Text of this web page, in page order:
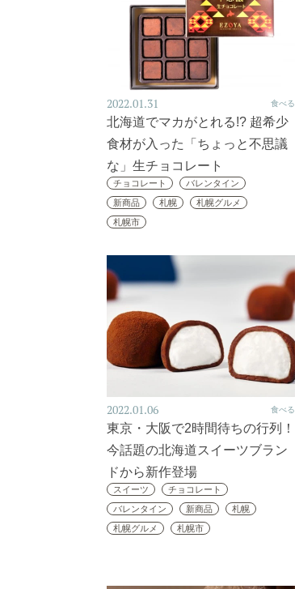
2022.01.31 食べる
北海道でマカがとれる!? 超希少
食材が入った「ちょっと不思議
な」生チョコレート
チョコレート
バレンタイン
新商品
札幌
札幌グルメ
札幌市
2022.01.06 食べる
東京・大阪で2時間待ちの行列！
今話題の北海道スイーツブラン
ドから新作登場
スイーツ
チョコレート
バレンタイン
新商品
札幌
札幌グルメ
札幌市